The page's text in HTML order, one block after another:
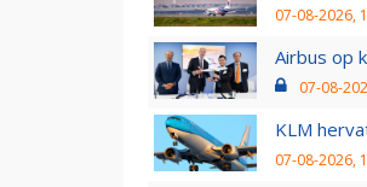
07-08-2026,
Airbus op
07-08-
KLM
07-08-2026,